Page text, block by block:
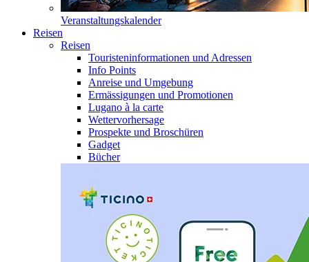
Veranstaltungskalender
Reisen
Reisen
Touristeninformationen und Adressen
Info Points
Anreise und Umgebung
Ermässigungen und Promotionen
Lugano à la carte
Wettervorhersage
Prospekte und Broschüren
Gadget
Bücher